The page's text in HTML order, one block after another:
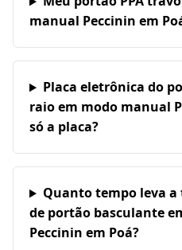
manual Peccinin em
Placa eletrônica do
raio em modo manual
só a placa?
Quanto tempo leva a
de portão basculante
Peccinin em Poá?